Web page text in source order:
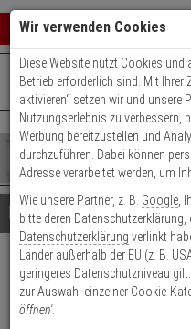
0
Shop
durchsuchen
Bitte
geben
Sie
mindestens
Zeichen
ein,
um
Es
wurde
noch
Kategorien
Suche
gestartet
+49 (0)821 899 493-0Mo. -
Details Beratung
ABUS
Wir verwenden Cookies
Diese Website nutzt Cookies und
Betrieb erforderlich sind. Mit
aktivieren“ setzen wir und
Nutzungserlebnis zu verbessern,
Werbung bereitzustellen und
durchzuführen. Dabei können
Adresse verarbeitet werden, um
Wie unsere Partner, z. B. Google ,
bitte deren
Datenschutzerklärung verlinkt
Länder außerhalb der EU (z. B.
geringeres Datenschutzniveau
zur Auswahl einzelner Cookie-
öffnen'.